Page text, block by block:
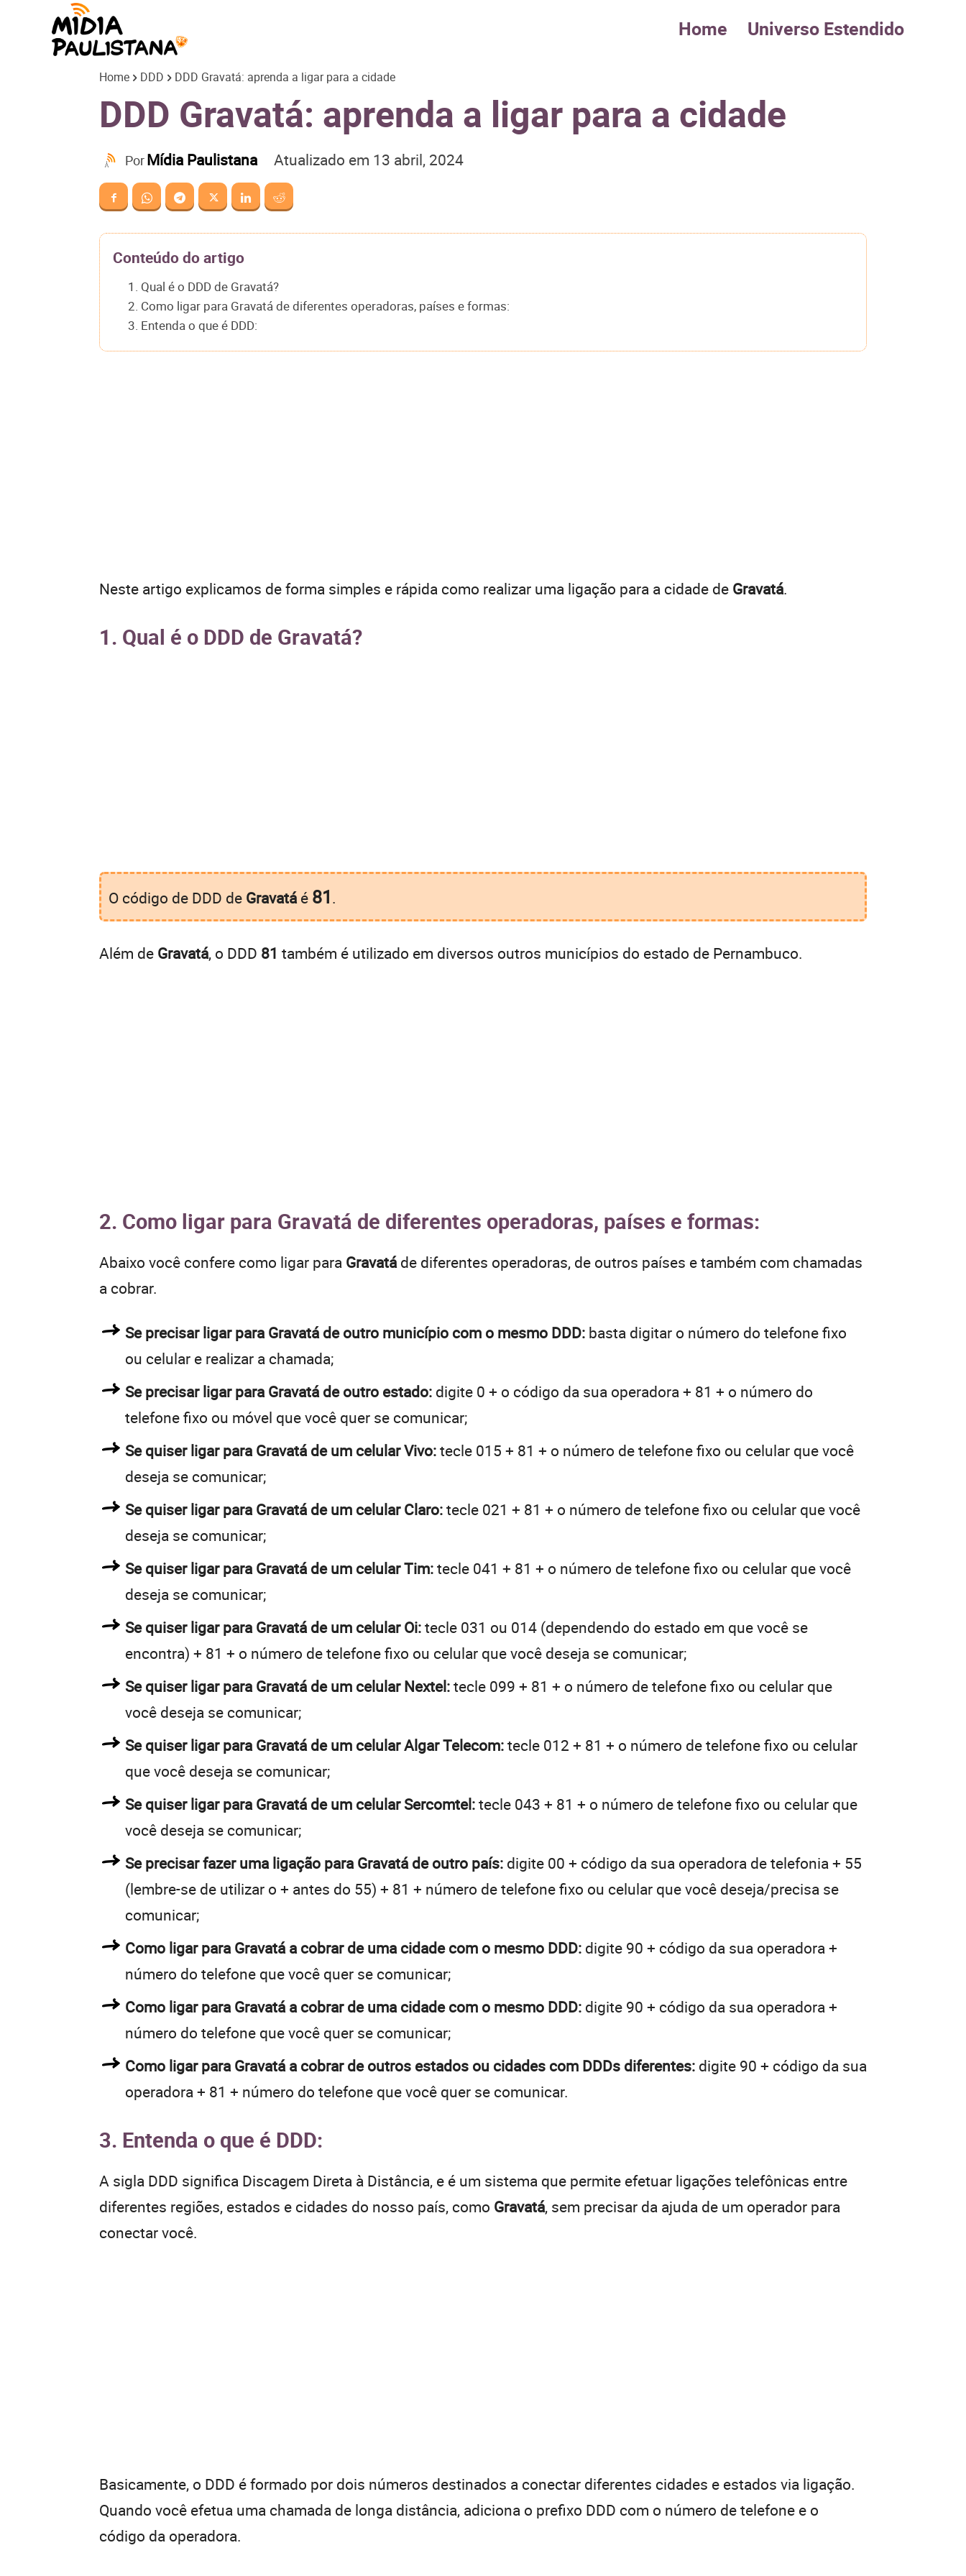
Paulistana
Home Universo Estendido
Home DDD DDD Gravatá: aprenda a ligar para a cidade
DDD Gravatá: aprenda a ligar para a cidade
PorMídia Paulistana Atualizado em 13 abril, 2024
Conteúdo do artigo
1. Qual é o DDD de Gravatá?
2. Como ligar para Gravatá de diferentes operadoras, países e formas:
3. Entenda o que é DDD:
Neste artigo explicamos de forma simples e rápida como realizar uma ligação para a cidade de Gravatá.
1. Qual é o DDD de Gravatá?
O código de DDD de Gravatáé 81.
Além de Gravatá, o DDD 81 também é utilizado em diversos outros municípios do estado de Pernambuco.
2. Como ligar para Gravatá de diferentes operadoras, países e formas:
Abaixo você confere como ligar para Gravatáde diferentes operadoras, de outros países e também com chamadas
a cobrar.
Se precisar ligar para Gravatá de outro município com o mesmo DDD: basta digitar o número do telefone fixo
ou celular e realizar a chamada;
Se precisar ligar para Gravatá de outro estado: digite 0 + o código da sua operadora + 81 + o número do
telefone fixo ou móvel que você quer se comunicar;
Se quiser ligar para Gravatá de um celular Vivo:tecle 015 + 81 + o número de telefone fixo ou celular que você
deseja se comunicar;
Se quiser ligar para Gravatá de um celular Claro:tecle 021 + 81 + o número de telefone fixo ou celular que você
deseja se comunicar;
Se quiser ligar para Gravatá de um celular Tim:tecle 041 + 81 + o número de telefone fixo ou celular que você
deseja se comunicar;
Se quiser ligar para Gravatá de um celular Oi:tecle 031 ou 014 (dependendo do estado em que você se
encontra) + 81 + o número de telefone fixo ou celular que você deseja se comunicar;
Se quiser ligar para Gravatá de um celular Nextel:tecle 099 + 81 + o número de telefone fixo ou celular que
você deseja se comunicar;
Se quiser ligar para Gravatá de um celular Algar Telecom:tecle 012 + 81 + o número de telefone fixo ou celular
que você deseja se comunicar;
Se quiser ligar para Gravatá de um celular Sercomtel:tecle 043 + 81 + o número de telefone fixo ou celular que
você deseja se comunicar;
Se precisar fazer uma ligação para Gravatá de outro país: digite 00 + código da sua operadora de telefonia + 55
(lembre-se de utilizar o + antes do 55) + 81 + número de telefone fixo ou celular que você deseja/precisa se
comunicar;
Como ligar para Gravatá a cobrar de uma cidade com o mesmo DDD: digite 90 + código da sua operadora +
número do telefone que você quer se comunicar;
Como ligar para Gravatá a cobrar de uma cidade com o mesmo DDD: digite 90 + código da sua operadora +
número do telefone que você quer se comunicar;
Como ligar para Gravatá a cobrar de outros estados ou cidades com DDDs diferentes: digite 90 + código da sua
operadora + 81 + número do telefone que você quer se comunicar.
3. Entenda o que é DDD:
A sigla DDD significa Discagem Direta à Distância, e é um sistema que permite efetuar ligações telefônicas entre
diferentes regiões, estados e cidades do nosso país, como Gravatá, sem precisar da ajuda de um operador para
conectar você.
Basicamente, o DDD é formado por dois números destinados a conectar diferentes cidades e estados via ligação.
Quando você efetua uma chamada de longa distância, adiciona o prefixo DDD com o número de telefone e o
código da operadora.